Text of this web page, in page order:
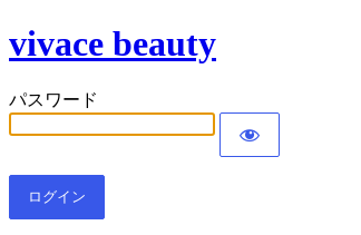
vivace beauty
パスワード